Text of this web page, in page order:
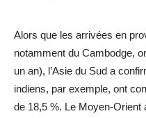
Alors que les arrivées en
notamment du Cambodge,
un an), l’Asie du Sud a
indiens, par exemple, ont
de 18,5 %. Le Moyen-Orient